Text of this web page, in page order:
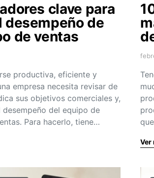
clave para
desempeño de
de ventas
productiva, eficiente y
empresa necesita revisar de
sus objetivos comerciales y,
del equipo de
Para hacerlo, tiene…
Ver